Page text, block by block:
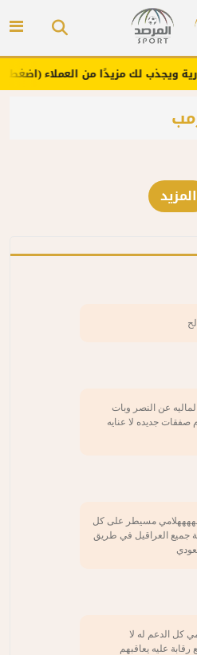
ويجذب لك مزيدًا من العملاء (اضغط
المزيد
عن النصر وبات
صفقات جديده لا عنايه
مسيطر على كل
جميع العراقيل في طريق
كل الدعم له لا
عليه يعاقبهم